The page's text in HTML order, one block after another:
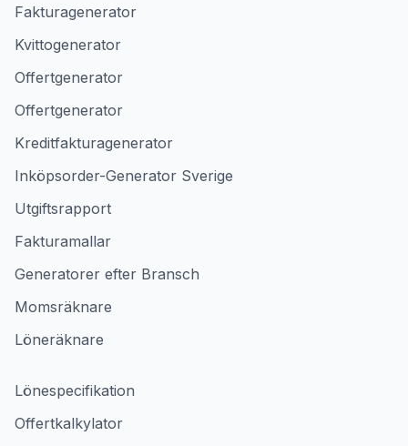
Fakturagenerator
Kvittogenerator
Offertgenerator
Offertgenerator
Kreditfakturagenerator
Inköpsorder-Generator Sverige
Utgiftsrapport
Fakturamallar
Generatorer efter Bransch
Momsräknare
Löneräknare
Lönespecifikation
Offertkalkylator